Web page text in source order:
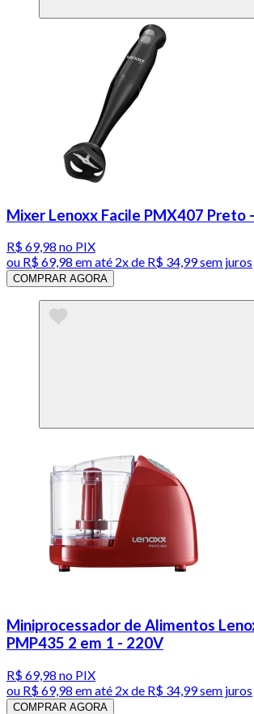
Mixer Lenoxx Facile PMX407 Preto
R$ 69,98 no PIX
ou R$ 69,98 em até 2x de R$ 34,99 sem juros
COMPRAR AGORA
Miniprocessador de Alimentos
PMP435 2 em 1 - 220V
R$ 69,98 no PIX
ou R$ 69,98 em até 2x de R$ 34,99 sem juros
COMPRAR AGORA